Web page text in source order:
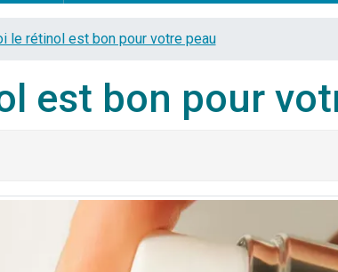
le rétinol est bon pour votre peau
est bon pour